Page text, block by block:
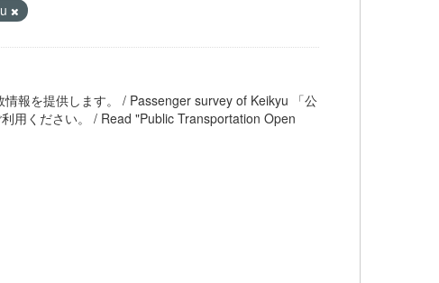
報を提供します。 / Passenger survey of Keikyu 「公
用ください。 / Read "Public Transportation Open